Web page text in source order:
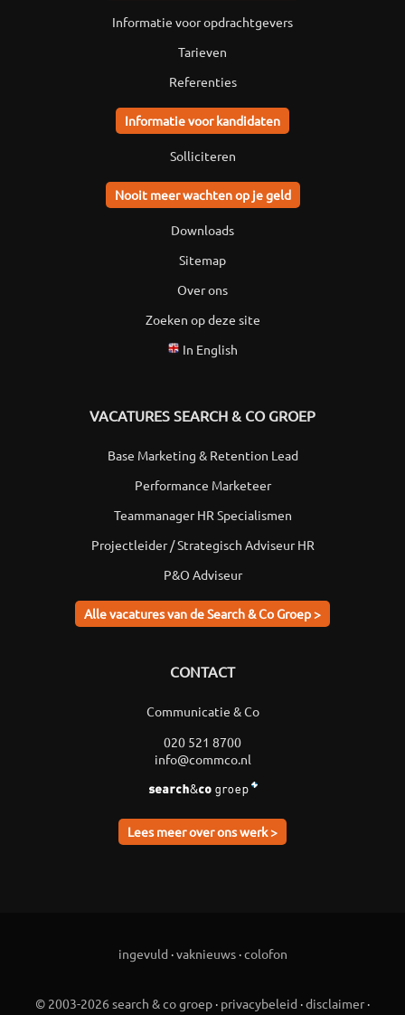
Informatie voor opdrachtgevers
Tarieven
Referenties
Informatie voor kandidaten
Solliciteren
Nooit meer wachten op je geld
Downloads
Sitemap
Over ons
Zoeken op deze site
In English
VACATURES SEARCH & CO GROEP
Base Marketing & Retention Lead
Performance Marketeer
Teammanager HR Specialismen
Projectleider / Strategisch Adviseur HR
P&O Adviseur
Alle vacatures van de Search & Co Groep >
CONTACT
Communicatie & Co
020 521 8700
info@commco.nl
Lees meer over ons werk >
ingevuld ·vaknieuws·colofon
© 2003-2026 search & co groep · privacybeleid ·disclaimer ·